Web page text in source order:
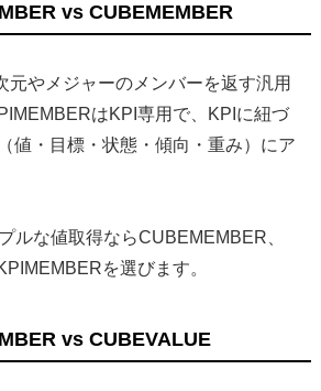
vs CUBEMEMBER
元やメジャーのメンバーを返す汎用
はKPI専用で、KPIに紐づ
値・目標・状態・傾向・重み）にア
ルな値取得ならCUBEMEMBER、
を選びます。
vs CUBEVALUE